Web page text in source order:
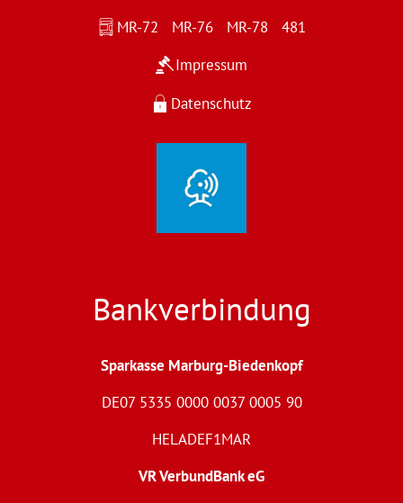
MR-72 MR-76 MR-78 481
Impressum
Datenschutz
Bankverbindung
Sparkasse Marburg-Biedenkopf
DE07 5335 0000 0037 0005 90
HELADEF1MAR
VR VerbundBank eG